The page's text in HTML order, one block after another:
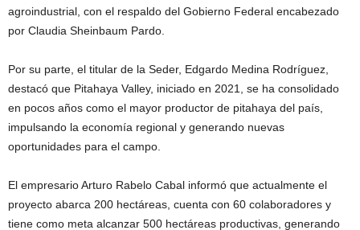
agroindustrial, con el respaldo del Gobierno Federal encabezado
por Claudia Sheinbaum Pardo.
Por su parte, el titular de la Seder, Edgardo Medina Rodríguez,
destacó que Pitahaya Valley, iniciado en 2021, se ha consolidado
en pocos años como el mayor productor de pitahaya del país,
impulsando la economía regional y generando nuevas
oportunidades para el campo.
El empresario Arturo Rabelo Cabal informó que actualmente el
proyecto abarca 200 hectáreas, cuenta con 60 colaboradores y
tiene como meta alcanzar 500 hectáreas productivas, generando